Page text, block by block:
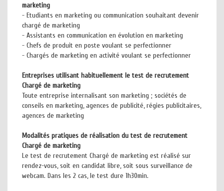
marketing
- Etudiants en marketing ou communication souhaitant devenir
chargé de marketing
- Assistants en communication en évolution en marketing
- Chefs de produit en poste voulant se perfectionner
- Chargés de marketing en activité voulant se perfectionner
Entreprises utilisant habituellement le test de recrutement
Chargé de marketing
Toute entreprise internalisant son marketing ; sociétés de
conseils en marketing, agences de publicité, régies publicitaires,
agences de marketing
Modalités pratiques de réalisation du test de recrutement
Chargé de marketing
Le test de recrutement Chargé de marketing est réalisé sur
rendez-vous, soit en candidat libre, soit sous surveillance de
webcam. Dans les 2 cas, le test dure 1h30min.